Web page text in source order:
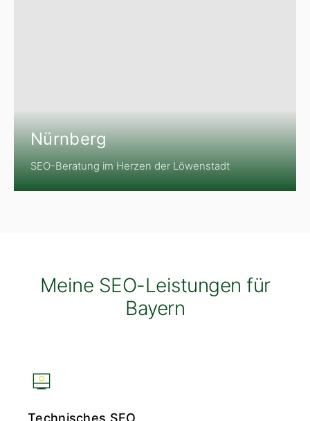
Nürnberg
SEO-Beratung im Herzen der Löwenstadt
Meine SEO-Leistungen für
Bayern